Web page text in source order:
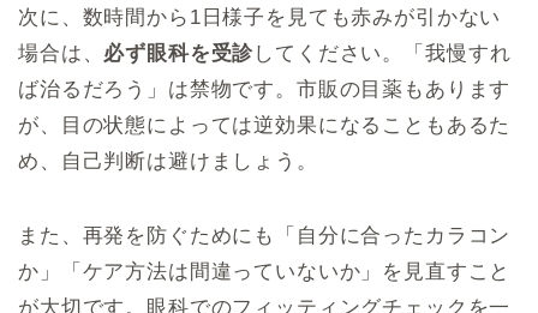
次に、数時間から1日様子を見ても赤みが引かない
場合は、 必ず眼科を受診してください。「我慢すれ
ば治るだろう」は禁物です。市販の目薬もあります
が、目の状態によっては逆効果になることもあるた
め、自己判断は避けましょう。
また、再発を防ぐためにも「自分に合ったカラコン
か」「ケア方法は間違っていないか」を見直すこと
が大切です。眼科でのフィッティングチェックを一